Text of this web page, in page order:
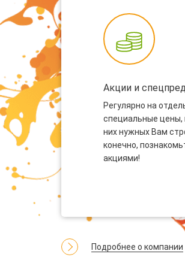
Акции и
Регулярно на
специальные цены,
них нужных Вам
конечно,
акциями!
Подробнее о компании